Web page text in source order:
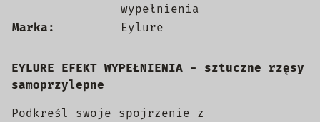
wypełnienia
Marka:
Eylure
EYLURE EFEKT WYPEŁNIENIA - sztuczne rzęsy
samoprzylepne
Podkreśl swoje spojrzenie z